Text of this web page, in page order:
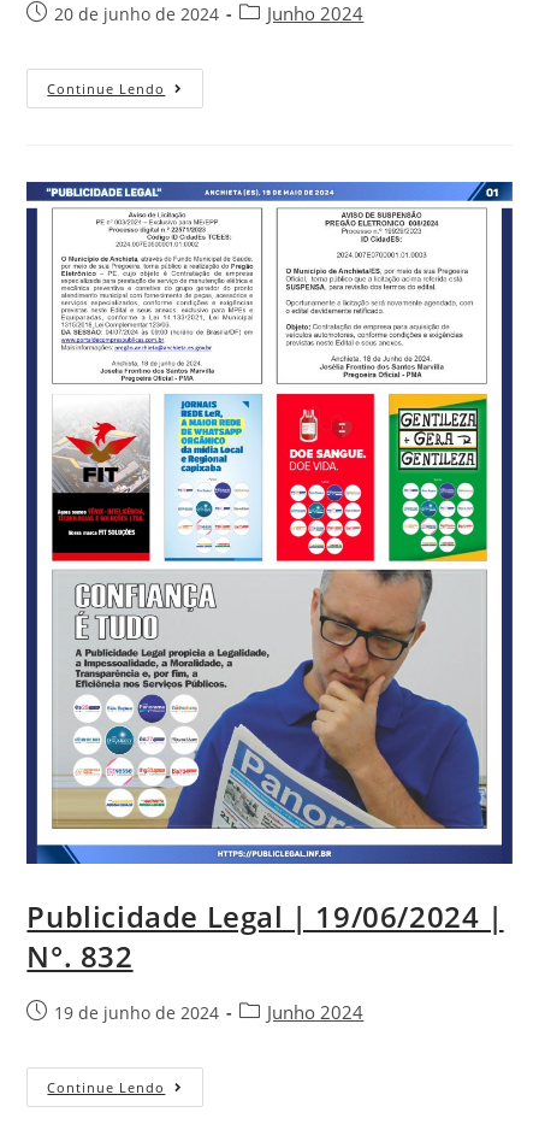
20 de junho de 2024 Junho 2024
Continue Lendo
Publicidade Legal | 19/06/2024 |
N°. 832
19 de junho de 2024 Junho 2024
Continue Lendo